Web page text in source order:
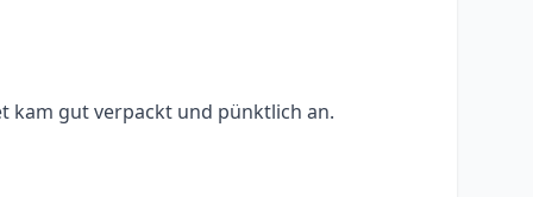
kam gut verpackt und pünktlich an.